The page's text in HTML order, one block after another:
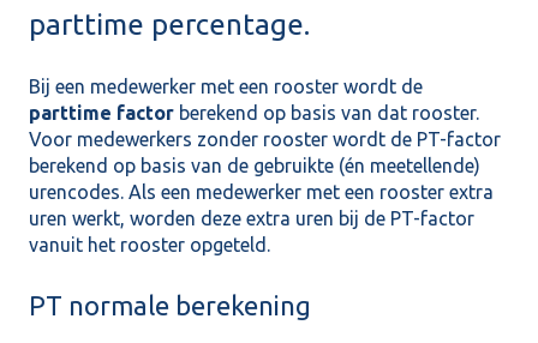
parttime percentage.
Bij een medewerker met een rooster wordt de
parttime factor berekend op basis van dat rooster.
Voor medewerkers zonder rooster wordt de PT-factor
berekend op basis van de gebruikte (én meetellende)
urencodes. Als een medewerker met een rooster extra
uren werkt, worden deze extra uren bij de PT-factor
vanuit het rooster opgeteld.
PT normale berekening